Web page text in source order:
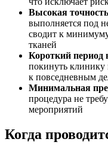
Высокая
выполняется под
сводит к
тканей
Короткий период
покинуть клинику
к повседневным
Минимальная
процедура не
мероприятий
Когда